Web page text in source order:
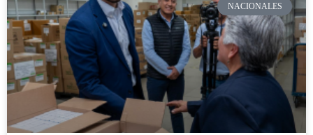
NACIONALES